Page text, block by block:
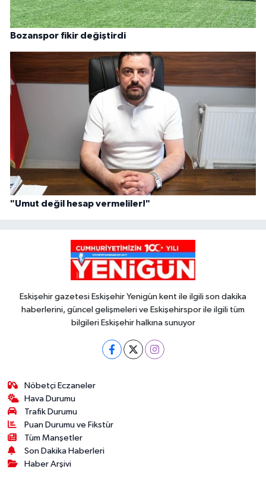
Bozanspor fikir değiştirdi
"Umut değil hesap vermeliler!"
Eskişehir gazetesi Eskişehir Yenigün kent ile ilgili son dakika
haberlerini, güncel gelişmeleri ve Eskişehirspor ile ilgili tüm
bilgileri Eskişehir halkına sunuyor
Nöbetçi Eczaneler
Hava Durumu
Trafik Durumu
Puan Durumu ve Fikstür
Tüm Manşetler
Son Dakika Haberleri
Haber Arşivi